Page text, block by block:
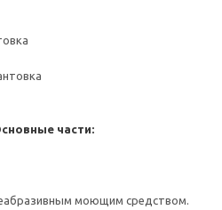
части:
моющим средством.